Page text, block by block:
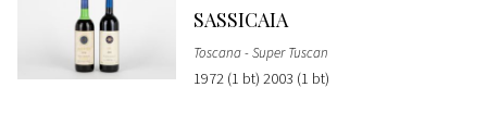
SASSICAIA
Toscana - Super Tuscan
1972 (1 bt) 2003 (1 bt)